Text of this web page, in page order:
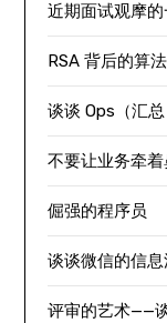
近期面试观摩
RSA 背后的算法
谈谈 Ops（汇
不要让业务牵
倔强的程序员
谈谈微信的信
评审的艺术——